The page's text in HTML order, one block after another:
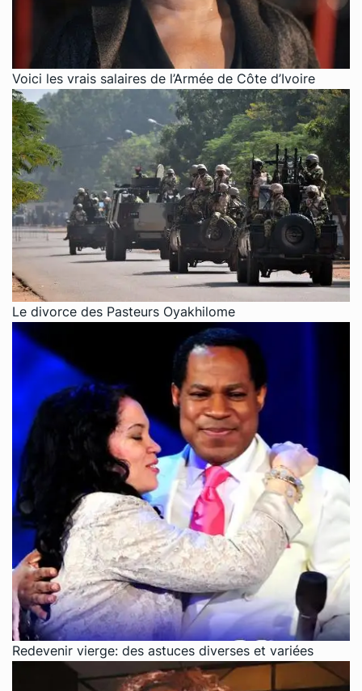
Voici les vrais salaires de l’Armée de Côte d’Ivoire
Le divorce des Pasteurs Oyakhilome
Redevenir vierge: des astuces diverses et variées